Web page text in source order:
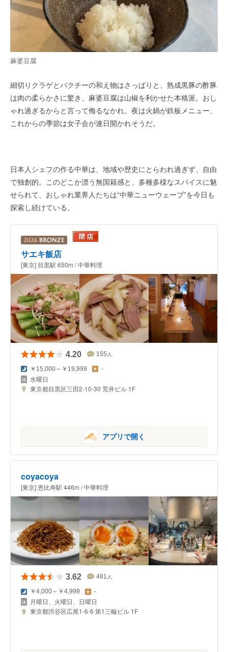
麻婆豆腐
細切りクラゲとパクチーの和え物はさっぱりと、熟成黒豚の酢豚
は肉の柔らかさに驚き、麻婆豆腐は山椒を利かせた本格派。おし
ゃれ過ぎるからと言って侮るなかれ。夜は火鍋が鉄板メニュー、
これからの季節は女子会が連日開かれそうだ。
日本人シェフの作る中華は、地域や歴史にとらわれ過ぎず、自由
で独創的。このどこか漂う無国籍感と、多種多様なスパイスに魅
せられて、おしゃれ業界人たちは“中華ニューウェーブ”を今日も
探索し続けている。
サエキ飯店
[東京] 目黒駅 650m / 中華料理
4.20 155 人
￥15,000～￥19,999 -
水曜日
東京都目黒区三田2-10-30 荒井ビル 1F
アプリで開く
coyacoya
[東京] 恵比寿駅 446m / 中華料理
3.62 481 人
￥4,000～￥4,999 -
月曜日、火曜日、日曜日
東京都渋谷区広尾1-6-6 第1三輪ビル 1F